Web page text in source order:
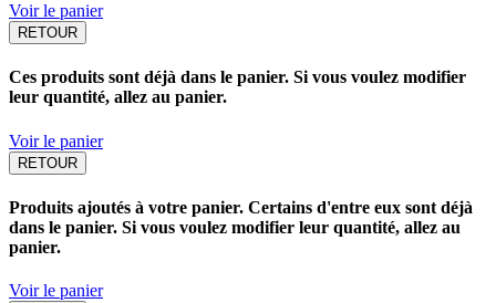
Voir le panier
RETOUR
Ces produits sont déjà dans le panier. Si vous voulez modifier
leur quantité, allez au panier.
Voir le panier
RETOUR
Produits ajoutés à votre panier. Certains d'entre eux sont déjà
dans le panier. Si vous voulez modifier leur quantité, allez au
panier.
Voir le panier